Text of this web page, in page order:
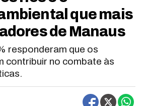
que mais
de Manaus
responderam que os
contribuir no combate às